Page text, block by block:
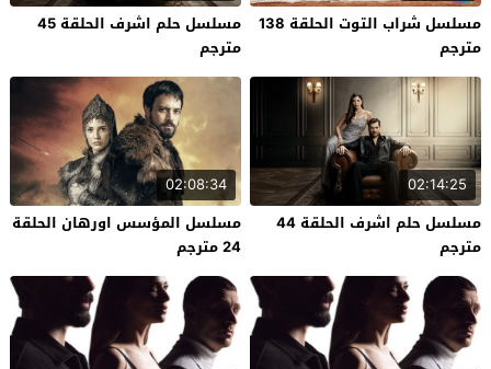
مسلسل شراب التوت الحلقة 138
مترجم
مسلسل حلم اشرف الحلقة 45
مترجم
02:14:25
مسلسل حلم اشرف الحلقة 44
مترجم
02:08:34
مسلسل المؤسس اورهان الحلقة
24 مترجم